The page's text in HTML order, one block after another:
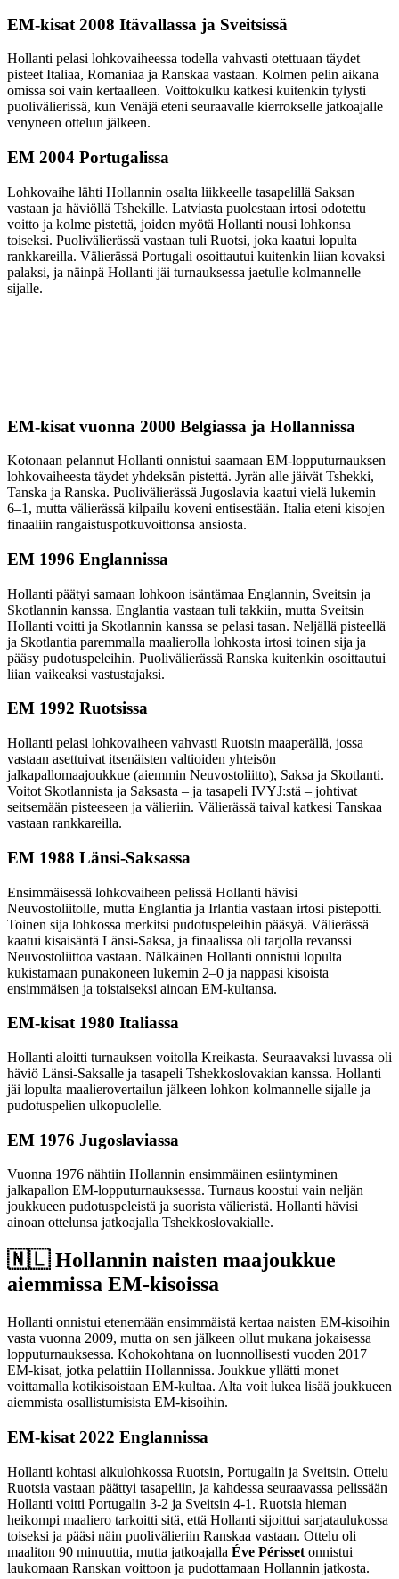
EM-kisat 2008 Itävallassa ja Sveitsissä
Hollanti pelasi lohkovaiheessa todella vahvasti otettuaan täydet
pisteet Italiaa, Romaniaa ja Ranskaa vastaan. Kolmen pelin aikana
omissa soi vain kertaalleen. Voittokulku katkesi kuitenkin tylysti
puolivälierissä, kun Venäjä eteni seuraavalle kierrokselle jatkoajalle
venyneen ottelun jälkeen.
EM 2004 Portugalissa
Lohkovaihe lähti Hollannin osalta liikkeelle tasapelillä Saksan
vastaan ja häviöllä Tshekille. Latviasta puolestaan irtosi odotettu
voitto ja kolme pistettä, joiden myötä Hollanti nousi lohkonsa
toiseksi. Puolivälierässä vastaan tuli Ruotsi, joka kaatui lopulta
rankkareilla. Välierässä Portugali osoittautui kuitenkin liian kovaksi
palaksi, ja näinpä Hollanti jäi turnauksessa jaetulle kolmannelle
sijalle.
EM-kisat vuonna 2000 Belgiassa ja Hollannissa
Kotonaan pelannut Hollanti onnistui saamaan EM-lopputurnauksen
lohkovaiheesta täydet yhdeksän pistettä. Jyrän alle jäivät Tshekki,
Tanska ja Ranska. Puolivälierässä Jugoslavia kaatui vielä lukemin
6–1, mutta välierässä kilpailu koveni entisestään. Italia eteni kisojen
finaaliin rangaistuspotkuvoittonsa ansiosta.
EM 1996 Englannissa
Hollanti päätyi samaan lohkoon isäntämaa Englannin, Sveitsin ja
Skotlannin kanssa. Englantia vastaan tuli takkiin, mutta Sveitsin
Hollanti voitti ja Skotlannin kanssa se pelasi tasan. Neljällä pisteellä
ja Skotlantia paremmalla maalierolla lohkosta irtosi toinen sija ja
pääsy pudotuspeleihin. Puolivälierässä Ranska kuitenkin osoittautui
liian vaikeaksi vastustajaksi.
EM 1992 Ruotsissa
Hollanti pelasi lohkovaiheen vahvasti Ruotsin maaperällä, jossa
vastaan asettuivat itsenäisten valtioiden yhteisön
jalkapallomaajoukkue (aiemmin Neuvostoliitto), Saksa ja Skotlanti.
Voitot Skotlannista ja Saksasta – ja tasapeli IVYJ:stä – johtivat
seitsemään pisteeseen ja välieriin. Välierässä taival katkesi Tanskaa
vastaan rankkareilla.
EM 1988 Länsi-Saksassa
Ensimmäisessä lohkovaiheen pelissä Hollanti hävisi
Neuvostoliitolle, mutta Englantia ja Irlantia vastaan irtosi pistepotti.
Toinen sija lohkossa merkitsi pudotuspeleihin pääsyä. Välierässä
kaatui kisaisäntä Länsi-Saksa, ja finaalissa oli tarjolla revanssi
Neuvostoliittoa vastaan. Nälkäinen Hollanti onnistui lopulta
kukistamaan punakoneen lukemin 2–0 ja nappasi kisoista
ensimmäisen ja toistaiseksi ainoan EM-kultansa.
EM-kisat 1980 Italiassa
Hollanti aloitti turnauksen voitolla Kreikasta. Seuraavaksi luvassa oli
häviö Länsi-Saksalle ja tasapeli Tshekkoslovakian kanssa. Hollanti
jäi lopulta maalierovertailun jälkeen lohkon kolmannelle sijalle ja
pudotuspelien ulkopuolelle.
EM 1976 Jugoslaviassa
Vuonna 1976 nähtiin Hollannin ensimmäinen esiintyminen
jalkapallon EM-lopputurnauksessa. Turnaus koostui vain neljän
joukkueen pudotuspeleistä ja suorista välieristä. Hollanti hävisi
ainoan ottelunsa jatkoajalla Tshekkoslovakialle.
🇳🇱​ Hollannin naisten maajoukkue
aiemmissa EM-kisoissa
Hollanti onnistui etenemään ensimmäistä kertaa naisten EM-kisoihin
vasta vuonna 2009, mutta on sen jälkeen ollut mukana jokaisessa
lopputurnauksessa. Kohokohtana on luonnollisesti vuoden 2017
EM-kisat, jotka pelattiin Hollannissa. Joukkue yllätti monet
voittamalla kotikisoistaan EM-kultaa. Alta voit lukea lisää joukkueen
aiemmista osallistumisista EM-kisoihin.
EM-kisat 2022 Englannissa
Hollanti kohtasi alkulohkossa Ruotsin, Portugalin ja Sveitsin. Ottelu
Ruotsia vastaan päättyi tasapeliin, ja kahdessa seuraavassa pelissään
Hollanti voitti Portugalin 3-2 ja Sveitsin 4-1. Ruotsia hieman
heikompi maaliero tarkoitti sitä, että Hollanti sijoittui sarjataulukossa
toiseksi ja pääsi näin puolivälieriin Ranskaa vastaan. Ottelu oli
maaliton 90 minuuttia, mutta jatkoajalla Éve Périsset onnistui
laukomaan Ranskan voittoon ja pudottamaan Hollannin jatkosta.